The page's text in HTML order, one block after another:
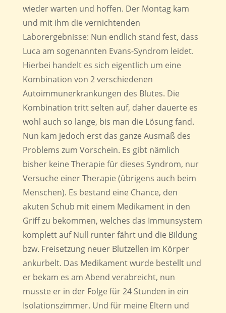
wieder warten und hoffen. Der Montag kam
und mit ihm die vernichtenden
Laborergebnisse: Nun endlich stand fest, dass
Luca am sogenannten Evans-Syndrom leidet.
Hierbei handelt es sich eigentlich um eine
Kombination von 2 verschiedenen
Autoimmunerkrankungen des Blutes. Die
Kombination tritt selten auf, daher dauerte es
wohl auch so lange, bis man die Lösung fand.
Nun kam jedoch erst das ganze Ausmaß des
Problems zum Vorschein. Es gibt nämlich
bisher keine Therapie für dieses Syndrom, nur
Versuche einer Therapie (übrigens auch beim
Menschen). Es bestand eine Chance, den
akuten Schub mit einem Medikament in den
Griff zu bekommen, welches das Immunsystem
komplett auf Null runter fährt und die Bildung
bzw. Freisetzung neuer Blutzellen im Körper
ankurbelt. Das Medikament wurde bestellt und
er bekam es am Abend verabreicht, nun
musste er in der Folge für 24 Stunden in ein
Isolationszimmer. Und für meine Eltern und